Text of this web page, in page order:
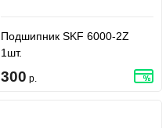
Подшипник SKF 6000-2Z
1шт.
300 р.